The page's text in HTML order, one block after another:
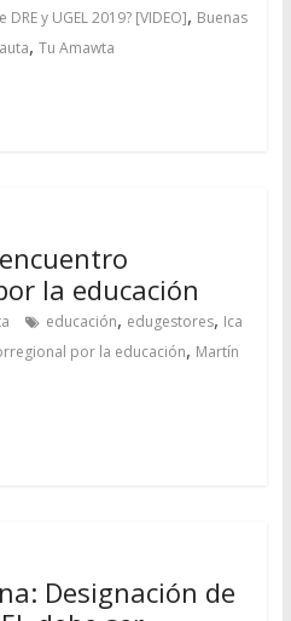
y UGEL 2019? [VIDEO], Buenas
, Tu Amawta
la educación
educación, edugestores, Ica
por la educación, Martín
Designación de